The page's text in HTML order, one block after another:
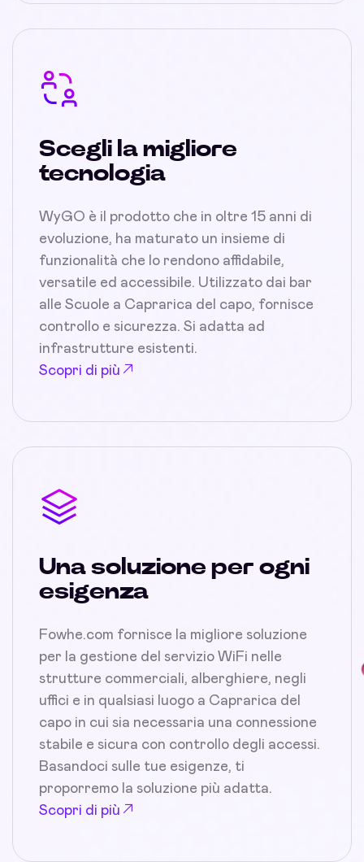
Scegli la migliore
tecnologia
WyGO è il prodotto che in oltre 15 anni di
evoluzione, ha maturato un insieme di
funzionalità che lo rendono affidabile,
versatile ed accessibile. Utilizzato dai bar
alle Scuole a Caprarica del capo, fornisce
controllo e sicurezza. Si adatta ad
infrastrutture esistenti.
Scopri di più
Una soluzione per ogni
esigenza
Fowhe.com fornisce la migliore soluzione
per la gestione del servizio WiFi nelle
strutture commerciali, alberghiere, negli
uffici e in qualsiasi luogo a Caprarica del
capo in cui sia necessaria una connessione
stabile e sicura con controllo degli accessi.
Basandoci sulle tue esigenze, ti
proporremo la soluzione più adatta.
Scopri di più